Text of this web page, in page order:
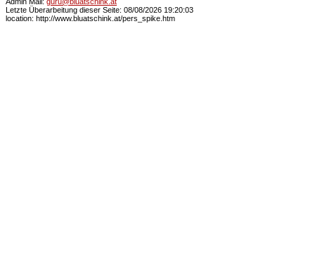
Letzte Überarbeitung dieser Seite: 08/08/2026 19:20:03
location: http://www.bluatschink.at/pers_spike.htm